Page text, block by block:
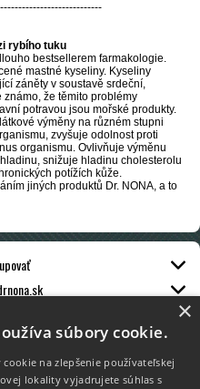
rybího tuku
bestsellerem farmakologie.
mastné kyseliny. Kyseliny
záněty v soustavě srdeční,
že těmito problémy
potravou jsou mořské produkty.
výměny na různém stupni
zvyšuje odolnost proti
organismu. Ovlivňuje výměnu
snižuje hladinu cholesterolu
potížích kůže.
jiných produktů Dr. NONA, a to
×
súbory cookie.
na zlepšenie používateľskej
lokality vyjadrujete súhlas s